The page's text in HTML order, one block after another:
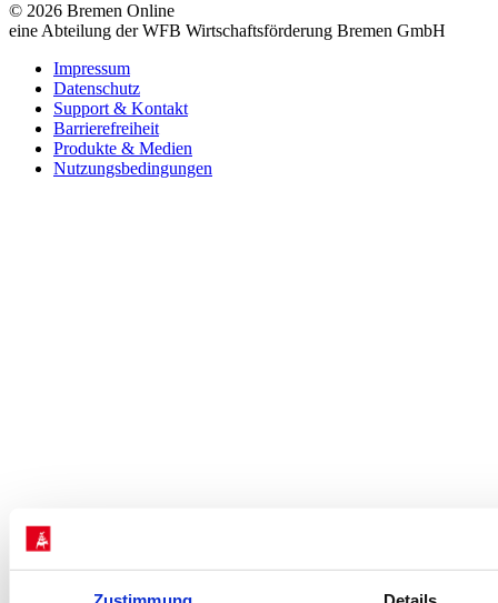
© 2026 Bremen Online
eine Abteilung der WFB Wirtschaftsförderung Bremen GmbH
Impressum
Datenschutz
Support & Kontakt
Barrierefreiheit
Produkte & Medien
Nutzungsbedingungen